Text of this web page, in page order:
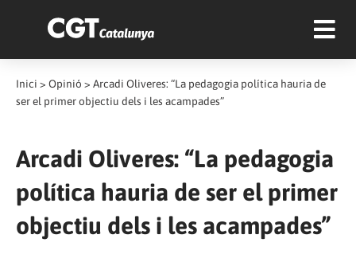
Inici > Opinió > Arcadi Oliveres: “La pedagogia política hauria de
ser el primer objectiu dels i les acampades”
Arcadi Oliveres: “La pedagogia
política hauria de ser el primer
objectiu dels i les acampades”